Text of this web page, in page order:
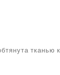
тканью